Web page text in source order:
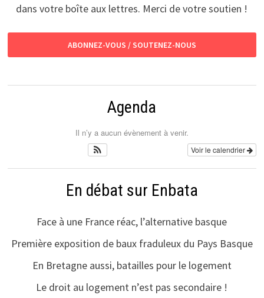
dans votre boîte aux lettres. Merci de votre soutien !
ABONNEZ-VOUS / SOUTENEZ-NOUS
Agenda
Il n’y a aucun évènement à venir.
Voir le calendrier
En débat sur Enbata
Face à une France réac, l’alternative basque
Première exposition de baux fraduleux du Pays Basque
En Bretagne aussi, batailles pour le logement
Le droit au logement n’est pas secondaire !